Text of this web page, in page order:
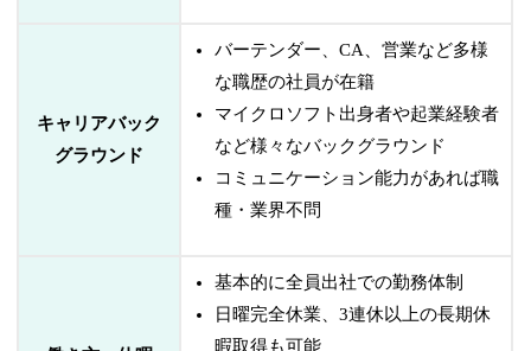
キャリアバック
グラウンド
バーテンダー、CA、営業など多様
な職歴の社員が在籍
マイクロソフト出身者や起業経験者
など様々なバックグラウンド
コミュニケーション能力があれば職
種・業界不問
基本的に全員出社での勤務体制
日曜完全休業、3連休以上の長期休
暇取得も可能